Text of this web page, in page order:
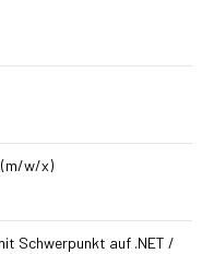
w/x)
Schwerpunkt auf .NET /